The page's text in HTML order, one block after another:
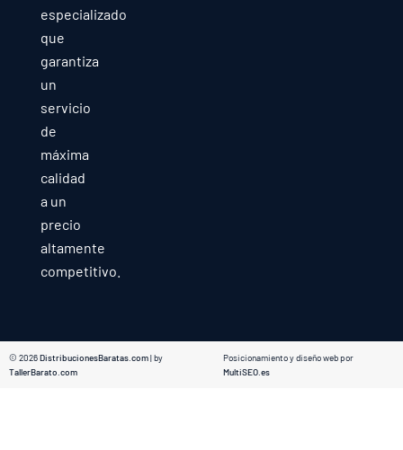
especializado
que
garantiza
un
servicio
de
máxima
calidad
a un
precio
altamente
competitivo.
© 2026DistribucionesBaratas.com| by
TallerBarato.com
Posicionamiento y diseño web por
MultiSEO.es